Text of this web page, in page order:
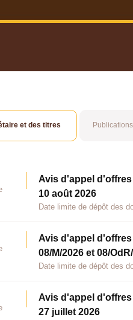
et des titres Publications
Avis d'appel
10 août 2026
Date limite de dépôt des
Avis d'appel
08/M/2026 et 08/
Date limite de dépôt des
Avis d'appel
27 juillet 2026